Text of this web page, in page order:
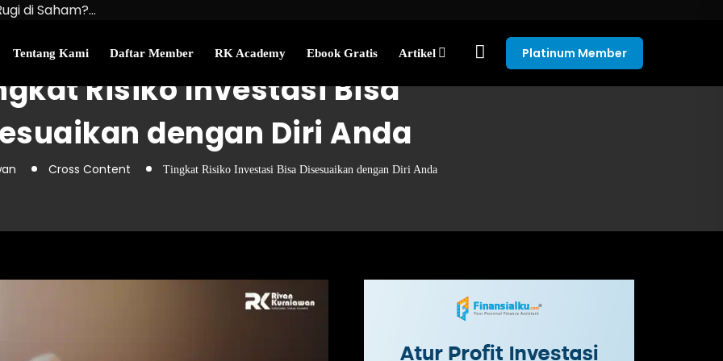
di Saham?…
Uang Perlu…
Tentang Kami Daftar Member RK Academy Ebook Gratis Artikel Platinum Member
Risiko Investasi Bisa
dengan Diri Anda
Cross Content Tingkat Risiko Investasi Bisa Disesuaikan dengan Diri Anda